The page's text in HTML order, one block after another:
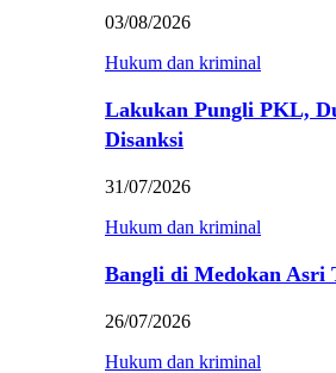
03/08/2026
Hukum dan kriminal
Lakukan Pungli PKL,
Disanksi
31/07/2026
Hukum dan kriminal
Bangli di Medokan
26/07/2026
Hukum dan kriminal